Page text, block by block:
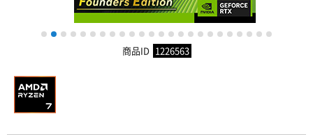
1 2 3 4 5 6 7 8 9 10 11 12 13 14 15 16 17 18 19 20 21 22 23
商品ID 1226563